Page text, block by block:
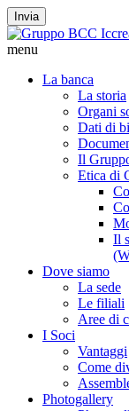
Invia
menu
La banca
La storia
Organi
Dati di
Il
Etica di
Il
Dove siamo
La sede
Le filiali
Aree di
I Soci
Vantaggi
Come
Photogallery